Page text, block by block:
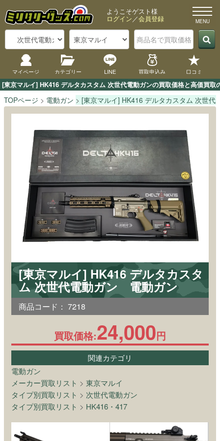
[東京マルイ] HK416 デルタカスタム 次世代電動ガンの買取価格と高価買
ようこそゲスト様
ログイン／会員登録
マイページ カテゴリー LINE 買取申込み 口コミ
TOPページ 電動ガン [東京マルイ] HK416 デルタカスタム 次世代
[東京マルイ] HK416 デルタカスタ
ム 次世代電動ガン 電動ガン
商品コード： 7218
買取価格:24,000円
関連カテゴリ
電動ガン
メーカー買取リスト > 東京マルイ
タイプ別買取リスト > 次世代電動ガン
タイプ別買取リスト > HK416・417